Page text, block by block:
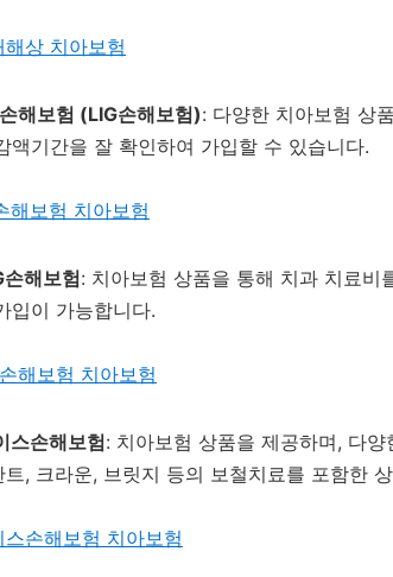
해상 치아보험
해보험 (LIG손해보험): 다양한 치아보험 상
액기간을 잘 확인하여 가입할 수 있습니다.
해보험 치아보험
해보험: 치아보험 상품을 통해 치과 치료비
입이 가능합니다.
해보험 치아보험
스손해보험: 치아보험 상품을 제공하며, 다
트, 크라운, 브릿지 등의 보철치료를 포함한
스손해보험 치아보험